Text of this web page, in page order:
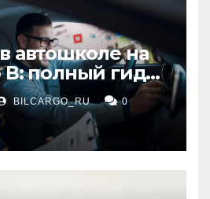
автошколе на
В: полный гид
водителей
BILCARGO_RU 0